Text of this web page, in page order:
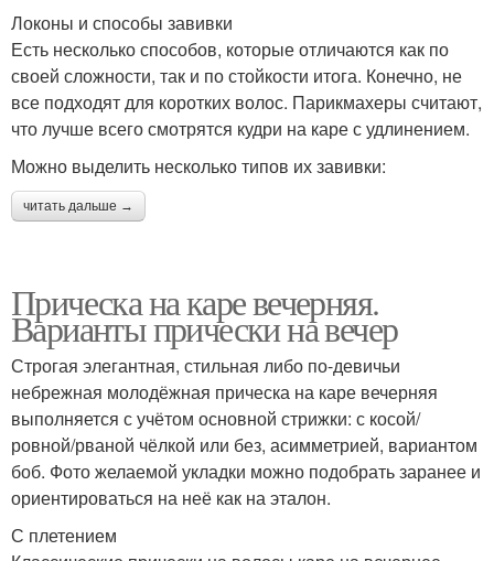
Локоны и способы завивки
Есть несколько способов, которые отличаются как по
своей сложности, так и по стойкости итога. Конечно, не
все подходят для коротких волос. Парикмахеры считают,
что лучше всего смотрятся кудри на каре с удлинением.
Можно выделить несколько типов их завивки:
читать дальше →
Прическа на каре вечерняя.
Варианты прически на вечер
Строгая элегантная, стильная либо по-девичьи
небрежная молодёжная прическа на каре вечерняя
выполняется с учётом основной стрижки: с косой/
ровной/рваной чёлкой или без, асимметрией, вариантом
боб. Фото желаемой укладки можно подобрать заранее и
ориентироваться на неё как на эталон.
С плетением